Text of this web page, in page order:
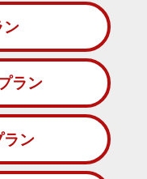
ン
ラン
ン